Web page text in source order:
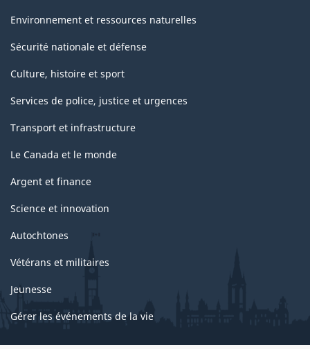
Environnement et ressources naturelles
Sécurité nationale et défense
Culture, histoire et sport
Services de police, justice et urgences
Transport et infrastructure
Le Canada et le monde
Argent et finance
Science et innovation
Autochtones
Vétérans et militaires
Jeunesse
Gérer les événements de la vie